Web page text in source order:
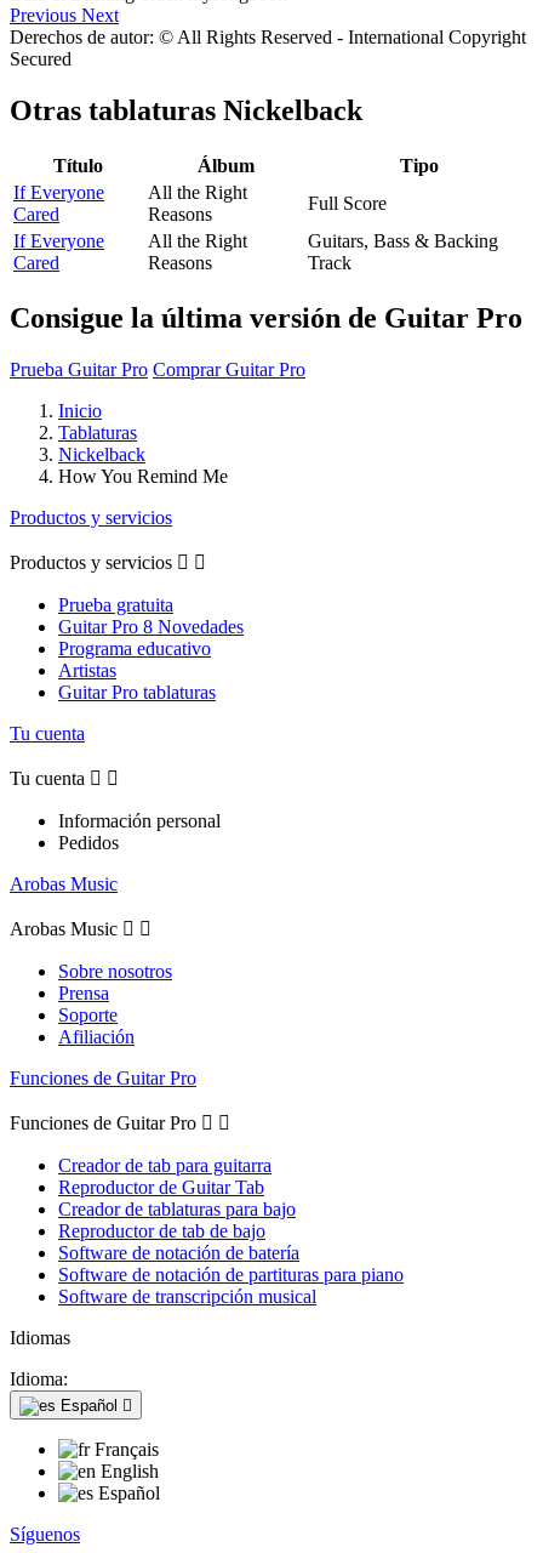
Previous Next
Derechos de autor: © All Rights Reserved - International Copyright
Secured
Otras tablaturas Nickelback
Título Álbum
Tipo
If Everyone
Cared
All the Right
Reasons
Full Score
If Everyone
Cared
All the Right
Reasons
Guitars, Bass & Backing
Track
Consigue la última versión de Guitar Pro
Prueba Guitar Pro Comprar Guitar Pro
Inicio
Tablaturas
Nickelback
How You Remind Me
Productos y servicios
Productos y servicios  
Prueba gratuita
Guitar Pro 8 Novedades
Programa educativo
Artistas
Guitar Pro tablaturas
Tu cuenta
Tu cuenta  
Información personal
Pedidos
Arobas Music
Arobas Music  
Sobre nosotros
Prensa
Soporte
Afiliación
Funciones de Guitar Pro
Funciones de Guitar Pro  
Creador de tab para guitarra
Reproductor de Guitar Tab
Creador de tablaturas para bajo
Reproductor de tab de bajo
Software de notación de batería
Software de notación de partituras para piano
Software de transcripción musical
Idiomas
Idioma:
Español 
Français
English
Español
Síguenos